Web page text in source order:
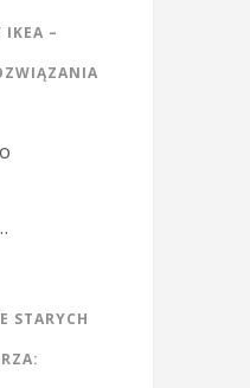
IKEA –
STARYCH